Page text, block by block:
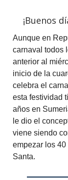
¡Buenos
Aunque en
carnaval todos
anterior al
inicio de la
celebra el
esta festividad
años en
le dio el
viene siendo
empezar los
Santa.